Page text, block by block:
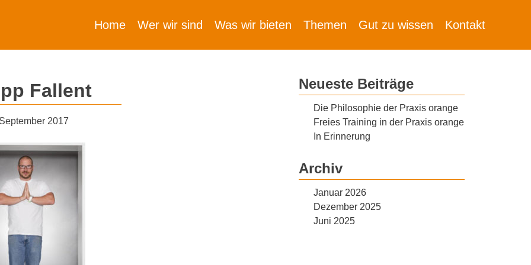
Home Wer wir sind Was wir bieten Themen Gut zu wissen Kontakt
Fallent
2017
Neueste Beiträge
Die Philosophie der Praxis orange
Freies Training in der Praxis orange
In Erinnerung
Archiv
Januar 2026
Dezember 2025
Juni 2025